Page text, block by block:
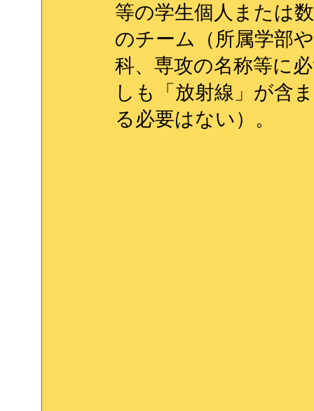
等の学生個人または
のチーム（所属学部
科、専攻の名称等に
しも「放射線」が含
る必要はない）。